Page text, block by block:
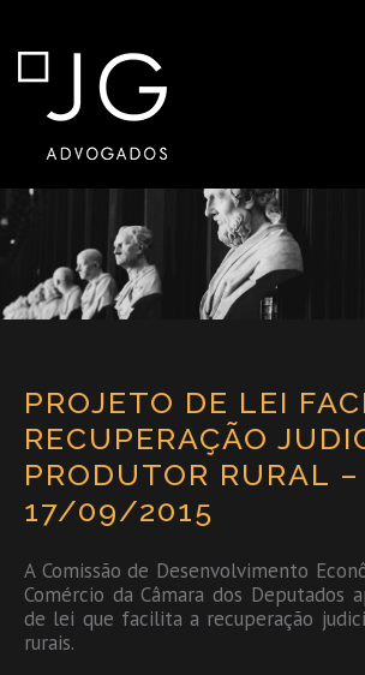
PROJETO DE LEI
RECUPERAÇÃO
PRODUTOR RURAL –
17/09/2015
A Comissão de Desenvolvimento
Comércio da Câmara dos Deputados
de lei que facilita a recuperação
rurais.